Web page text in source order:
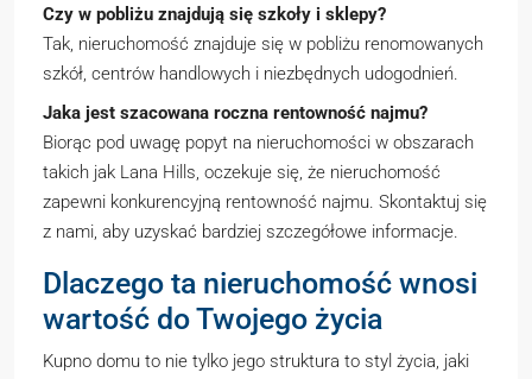
Czy w pobliżu znajdują się szkoły i sklepy?
Tak, nieruchomość znajduje się w pobliżu renomowanych
szkół, centrów handlowych i niezbędnych udogodnień.
Jaka jest szacowana roczna rentowność najmu?
Biorąc pod uwagę popyt na nieruchomości w obszarach
takich jak Lana Hills, oczekuje się, że nieruchomość
zapewni konkurencyjną rentowność najmu. Skontaktuj się
z nami, aby uzyskać bardziej szczegółowe informacje.
Dlaczego ta nieruchomość wnosi
wartość do Twojego życia
Kupno domu to nie tylko jego struktura to styl życia, jaki